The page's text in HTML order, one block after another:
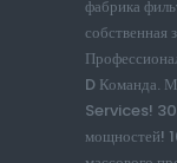
фабрика
собственная
D Команда.
Services!
мощностей!